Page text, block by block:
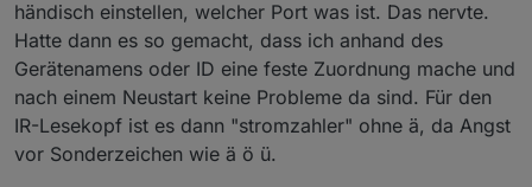
smartmeter.1
2025-01-15 10:33:42.775	debug
2025-01-15 10:35:42.785	debug	SERIALPORT
smartmeter.1
2025-01-15 10:35:42.783	debug	Transport
smartmeter.1
2025-01-15 10:35:42.782	debug	Error: No
iOBroker sind sie Verfügbar im Container.
kann der Adapter den Lesekopf direkt ansprechen?
ist der serial port durch etwas anderes blockiert?
händisch einstellen, welcher Port was ist. Das nervte.
Hatte dann es so gemacht, dass ich anhand des
Gerätenamens oder ID eine feste Zuordnung mache und
nach einem Neustart keine Probleme da sind. Für den
IR-Lesekopf ist es dann "stromzahler" ohne ä, da Angst
vor Sonderzeichen wie ä ö ü.